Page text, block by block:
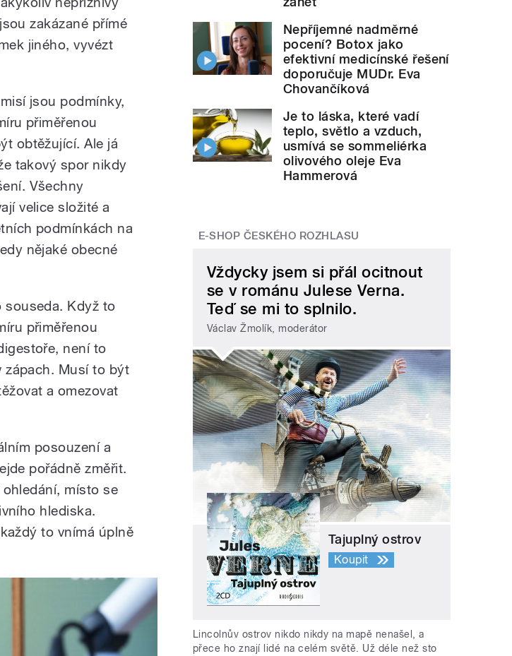
zakázané přímé
jiného, vyvézt
jsou podmínky,
přiměřenou
obtěžující. Ale já
takový spor nikdy
Všechny
velice složité a
podmínkách na
nějaké obecné
souseda. Když to
přiměřenou
není to
zápach. Musí to být
a omezovat
posouzení a
pořádně změřit.
místo se
hlediska.
to vnímá úplně
Nepříjemné nadměrné
pocení? Botox jako
efektivní medicínské řešení
doporučuje MUDr. Eva
Chovančíková
Je to láska, které vadí
teplo, světlo a vzduch,
usmívá se sommeliérka
olivového oleje Eva
Hammerová
E-SHOP ČESKÉHO ROZHLASU
Vždycky jsem si přál ocitnout
se v románu Julese Verna.
Teď se mi to splnilo.
Václav Žmolík, moderátor
Tajuplný ostrov
Koupit
Lincolnův ostrov nikdo nikdy na mapě nenašel, a
přece ho znají lidé na celém světě. Už déle než sto